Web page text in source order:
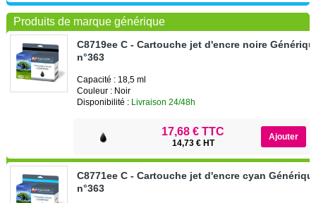
Produits de marque générique
C8719ee C - Cartouche jet d'encre noire
n°363
Capacité : 18,5 ml
Couleur : Noir
Disponibilité : Livraison 24/48h
17,68 € TTC
14,73 € HT
C8771ee C - Cartouche jet d'encre cyan
n°363